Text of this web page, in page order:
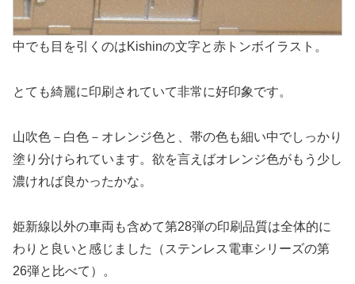
中でも目を引くのはKishinの文字と赤トンボイラスト。
とても綺麗に印刷されていて非常に好印象です。
山吹色－白色－オレンジ色と、帯の色も細い中でしっかり
塗り分けられています。欲を言えばオレンジ色がもう少し
濃ければ良かったかな。
姫新線以外の車両も含めて第28弾の印刷品質は全体的に
わりと良いと感じました（ステンレス電車シリーズの第
26弾と比べて）。